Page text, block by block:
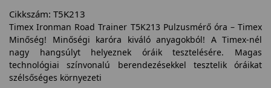
Cikkszám: T5K213
Timex Ironman Road Trainer T5K213 Pulzusmérő óra – Timex
Minőség! Minőségi karóra kiváló anyagokból! A Timex-nél
nagy hangsúlyt helyeznek óráik tesztelésére. Magas
technológiai színvonalú berendezésekkel tesztelik óráikat
szélsőséges környezeti